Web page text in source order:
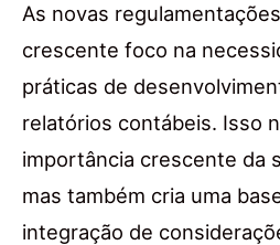
As novas
crescente foco na
práticas de
relatórios contábeis. Isso
importância crescente da
mas também cria uma
integração de